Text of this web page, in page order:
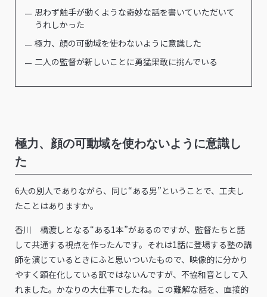
思わず触手が動くような奇妙な話を書いていただいて
うれしかった
極力、顔の可動域を使わないように意識した
二人の監督が新しいことに勇猛果敢に挑んでいる
極力、顔の可動域を使わないように意識し
た
――6人の別人でありながら、同じ“ある男”ということで、工夫し
たことはありますか。
香川 橋渡しとなる“ある1本”があるのですが、監督たちと話
して共通する視点を作ったんです。それは1話に登場する塾の講
師を演じているときにふと思いついたもので、映像的に分かり
やすく顕在化している訳ではないんですが、不協和音として入
れました。かなりの大仕事でしたね。この難解な話を、直接的